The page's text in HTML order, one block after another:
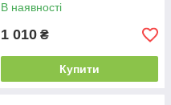
В наявності
1 010 ₴
Купити